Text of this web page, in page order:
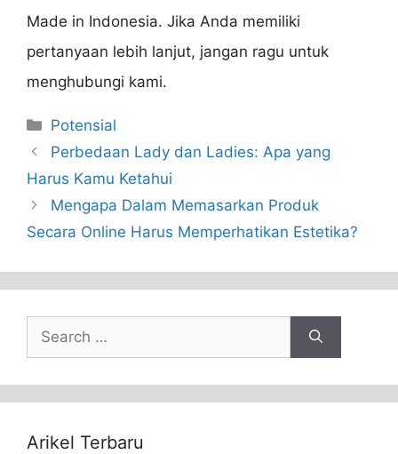
Made in Indonesia. Jika Anda memiliki
pertanyaan lebih lanjut, jangan ragu untuk
menghubungi kami.
Categories
Potensial
Perbedaan Lady dan Ladies: Apa yang
Harus Kamu Ketahui
Mengapa Dalam Memasarkan Produk
Secara Online Harus Memperhatikan Estetika?
Search
for:
Arikel Terbaru